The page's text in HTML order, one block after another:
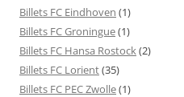
Billets FC Eindhoven (1)
Billets FC Groningue(1)
Billets FC Hansa Rostock(2)
Billets FC Lorient(35)
Billets FC PEC Zwolle(1)